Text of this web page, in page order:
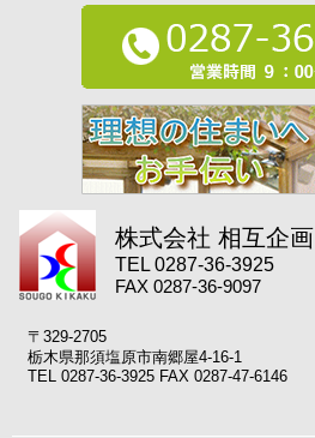
株式会社 相互企画
TEL 0287-36-3925
FAX 0287-36-9097
〒329-2705
栃木県那須塩原市南郷屋4-16-1
TEL 0287-36-3925 FAX 0287-47-6146